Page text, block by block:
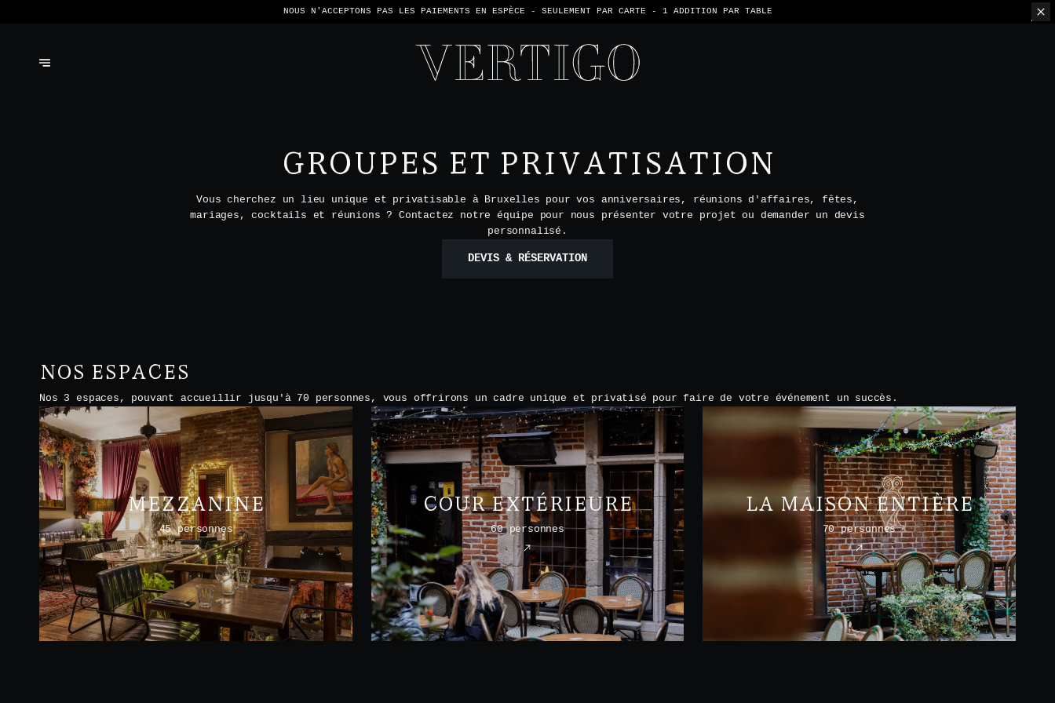
NOUS N'ACCEPTONS PAS LES PAIEMENTS EN ESPÈCE - SEULEMENT PAR CARTE - 1 ADDITION PAR TABLE
GROUPES ET PRIVATISATION
Vous cherchez un lieu unique et privatisable à Bruxelles pour vos anniversaires, réunions d'affaires, fêtes,
mariages, cocktails et réunions ? Contactez notre équipe pour nous présenter votre projet ou demander un devis
personnalisé.
DEVIS & RÉSERVATION
NOS ESPACES
Nos 3 espaces, pouvant accueillir jusqu'à 70 personnes, vous offrirons un cadre unique et privatisé pour faire de votre événement un succès.
MEZZANINE
45 personnes
COUR EXTÉRIEURE
60 personnes
LA MAISON ENTIÈRE
70 personnes